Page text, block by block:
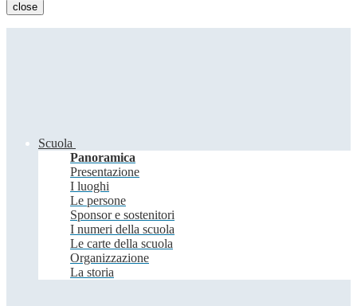
close
Scuola
Panoramica
Presentazione
I luoghi
Le persone
Sponsor e sostenitori
I numeri della scuola
Le carte della scuola
Organizzazione
La storia